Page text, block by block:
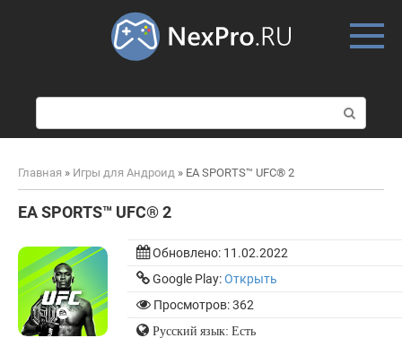
о
и
к
Главная » Игры для Андроид » EA SPORTS™ UFC® 2
EA SPORTS™ UFC® 2
Обновлено: 11.02.2022
Google Play:Открыть
Просмотров: 362
Русский язык: Есть